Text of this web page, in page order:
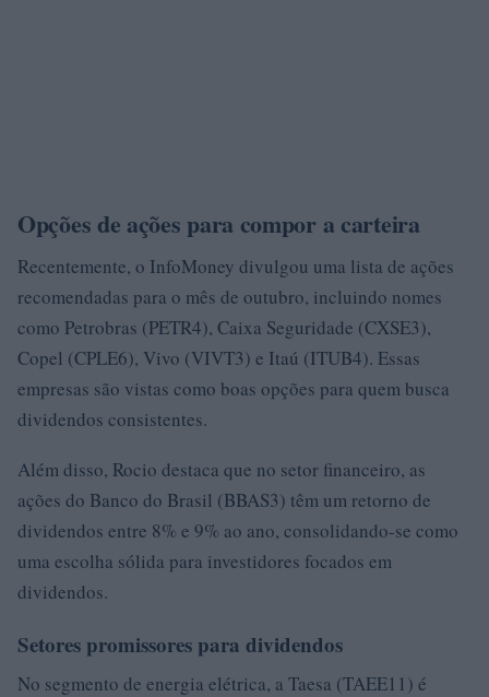
Opções de ações para compor a carteira
Recentemente, o InfoMoney divulgou uma lista de ações
recomendadas para o mês de outubro, incluindo nomes
como Petrobras (PETR4), Caixa Seguridade (CXSE3),
Copel (CPLE6), Vivo (VIVT3) e Itaú (ITUB4). Essas
empresas são vistas como boas opções para quem busca
dividendos consistentes.
Além disso, Rocio destaca que no setor financeiro, as
ações do Banco do Brasil (BBAS3) têm um retorno de
dividendos entre 8% e 9% ao ano, consolidando-se como
uma escolha sólida para investidores focados em
dividendos.
Setores promissores para dividendos
No segmento de energia elétrica, a Taesa (TAEE11) é